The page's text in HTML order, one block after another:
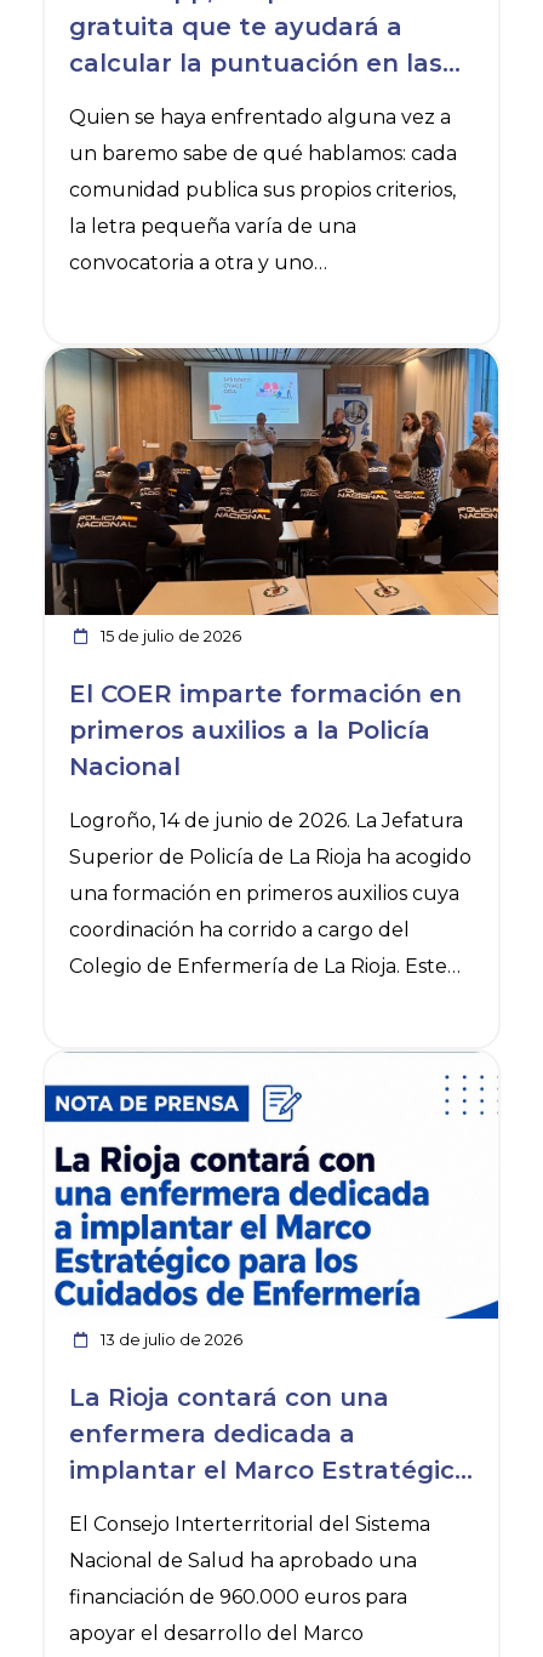
gratuita que te ayudará a
calcular la puntuación en las
Quien se haya enfrentado alguna vez a
un baremo sabe de qué hablamos: cada
comunidad publica sus propios criterios,
la letra pequeña varía de una
convocatoria a otra y uno
15 de julio de 2026
El COER imparte formación en
primeros auxilios a la Policía
Nacional
Logroño, 14 de junio de 2026. La Jefatura
Superior de Policía de La Rioja ha acogido
una formación en primeros auxilios cuya
coordinación ha corrido a cargo del
Colegio de Enfermería de La Rioja. Este
Pérez, forma parte de un ciclo formativo
de tres jornadas en las que un total de 40
alumnos, todos ellos agentes adscritos a
la Jefatura Superior de Policía de La Rioja,
recibirán nociones de primeros auxilios y
actuaciones de primera intervención de
urgencia con las que se puede encontrar
un
Ver noticia
13 de julio de 2026
La Rioja contará con una
enfermera dedicada a
implantar el Marco Estratégico
Enfermería
El Consejo Interterritorial del Sistema
Nacional de Salud ha aprobado una
financiación de 960.000 euros para
apoyar el desarrollo del Marco